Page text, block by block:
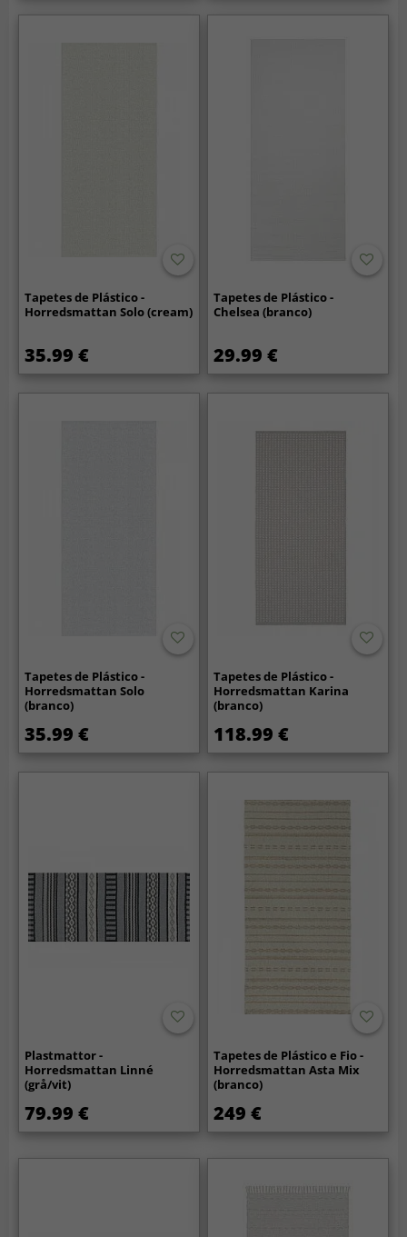
Tapetes de Plástico -
Horredsmattan Solo (cream)
35.99 €
Tapetes de Plástico -
Chelsea (branco)
29.99 €
Tapetes de Plástico -
Horredsmattan Solo
(branco)
35.99 €
Tapetes de Plástico -
Horredsmattan Karina
(branco)
118.99 €
Plastmattor -
Horredsmattan Linné
(grå/vit)
79.99 €
Tapetes de Plástico e Fio -
Horredsmattan Asta Mix
(branco)
249 €